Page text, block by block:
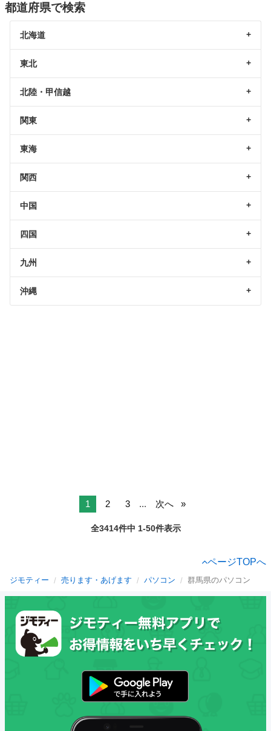
都道府県で検索
北海道
東北
北陸・甲信越
関東
東海
関西
中国
四国
九州
沖縄
1 2 3 ... 次へ
全3414件中 1-50件表示
ページTOPへ
ジモティー 売ります・あげます パソコン 群馬県のパソコン